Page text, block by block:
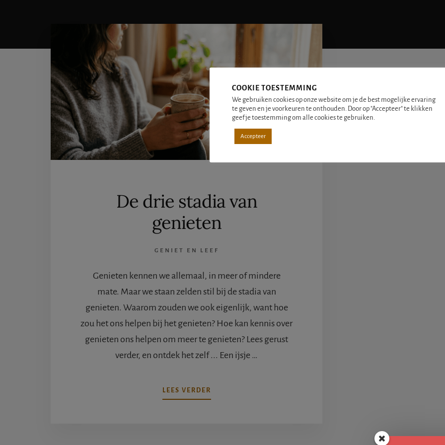
De drie stadia van
genieten
GENIET EN LEEF
Genieten kennen we allemaal, in meer of mindere
mate. Maar we staan zelden stil bij de stadia van
genieten. Waarom zouden we ook eigenlijk, want hoe
zou het ons helpen bij het genieten? Hoe kan kennis over
genieten ons helpen om meer te genieten? Lees gerust
verder, en ontdek het zelf ... Een ijsje …
LEES VERDER
DRIE
COOKIE TOESTEMMING
We gebruiken cookies op onze website om je de best mogelijke ervaring
te geven en je voorkeuren te onthouden. Door op "Accepteer" te klikken
geef je toestemming om alle cookies te gebruiken.
Accepteer